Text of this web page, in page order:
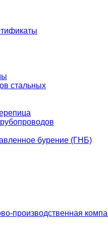
стальных
бурение (ГНБ)
производственная